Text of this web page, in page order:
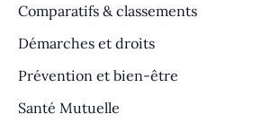
Comparatifs & classements
Démarches et droits
Prévention et bien-être
Santé Mutuelle